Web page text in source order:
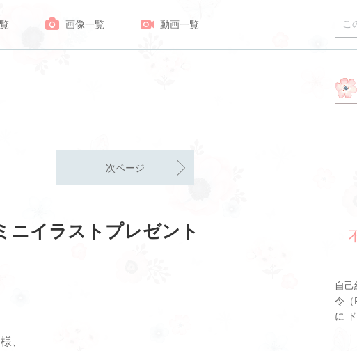
画像一覧 動画一覧
次ページ
ニイラストプレゼント
、
自己
令（
に